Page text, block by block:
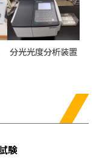
分光光度分析装置
験